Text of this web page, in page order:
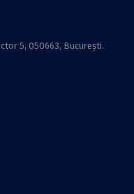
5, 050663, Bucureşti.